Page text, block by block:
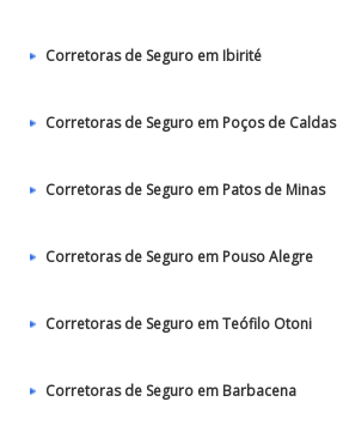
Corretoras de Seguro em Ibirité
Corretoras de Seguro em Poços de Caldas
Corretoras de Seguro em Patos de Minas
Corretoras de Seguro em Pouso Alegre
Corretoras de Seguro em Teófilo Otoni
Corretoras de Seguro em Barbacena